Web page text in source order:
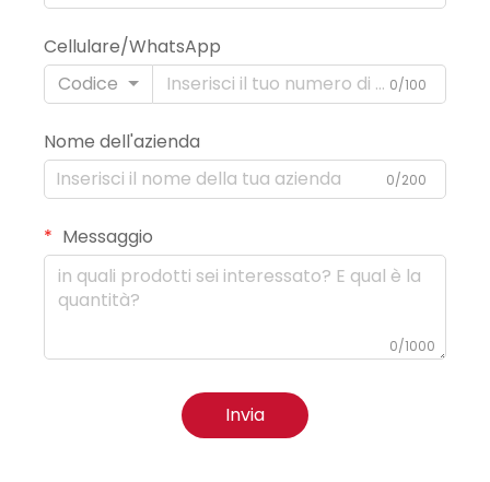
Cellulare/WhatsApp
Codice
0/100
Nome dell'azienda
0/200
Messaggio
0/1000
Invia